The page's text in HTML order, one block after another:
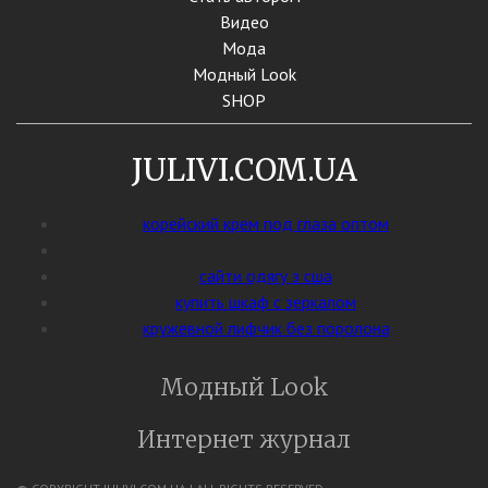
Видео
Мода
Модный Look
SHOP
JULIVI.COM.UA
корейский крем под глаза оптом
сайти одягу з сша
купить шкаф с зеркалом
кружевной лифчик без поролона
Модный Look
Интернет журнал